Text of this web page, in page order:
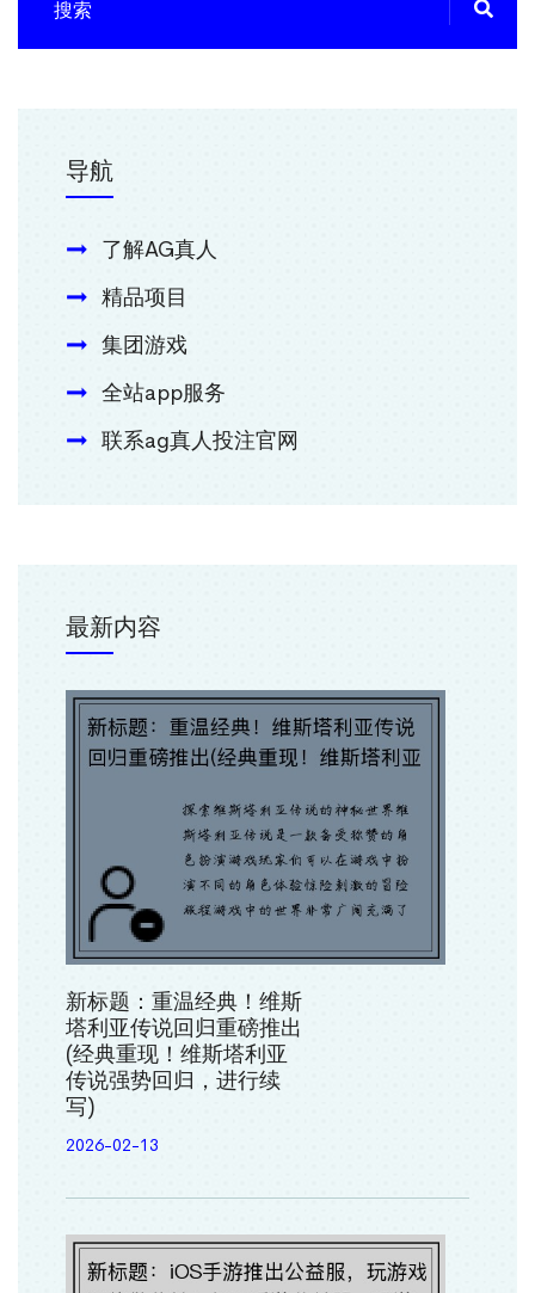
导航
了解AG真人
精品项目
集团游戏
全站app服务
联系ag真人投注官网
最新内容
新标题：重温经典！维斯
塔利亚传说回归重磅推出
(经典重现！维斯塔利亚
传说强势回归，进行续
写)
2026-02-13